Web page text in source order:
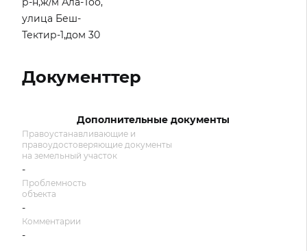
улица Беш-
Тектир-1,дом 30
Документтер
Дополнительные документы
Правоустанавливающие и
правоудостоверяющие документы
на земельный участок
-
Проблемность
объекта
-
Комментарии
-